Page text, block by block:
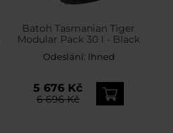
Batoh Tasmanian Tiger
Modular Pack 30 l - Black
Odeslání: Ihned
5 676 Kč
6 696 Kč